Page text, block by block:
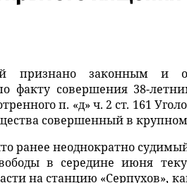
признано законным и
факту совершения 38-
п. «д» ч. 2 ст. 161
совершенный в
ранее неоднократно
в середине июня
на станцию «Серпухов»,